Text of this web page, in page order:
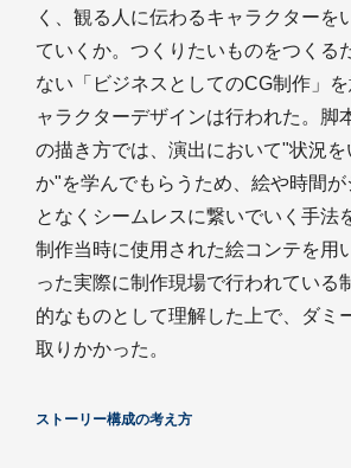
く、観る人に伝わるキャラクターを
ていくか。つくりたいものをつくる
ない「ビジネスとしてのCG制作」
ャラクターデザインは行われた。脚
の描き方では、演出において"状況を
か"を学んでもらうため、絵や時間が
となくシームレスに繋いでいく手法
制作当時に使用された絵コンテを用
った実際に制作現場で行われている
的なものとして理解した上で、ダミ
取りかかった。
ストーリー構成の考え方